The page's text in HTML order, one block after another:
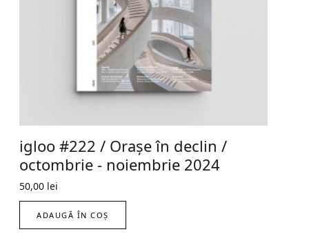
igloo #222 / Orașe în declin /
octombrie - noiembrie 2024
50,00 lei
ADAUGĂ ÎN COȘ